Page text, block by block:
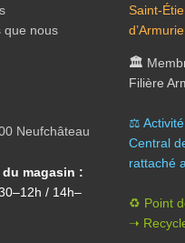
que nous
Neufchâteau
magasin :
/ 14h–
Saint-
🏛️
Filière
⚖️ A
Central
rattaché
♻️ Point
➝